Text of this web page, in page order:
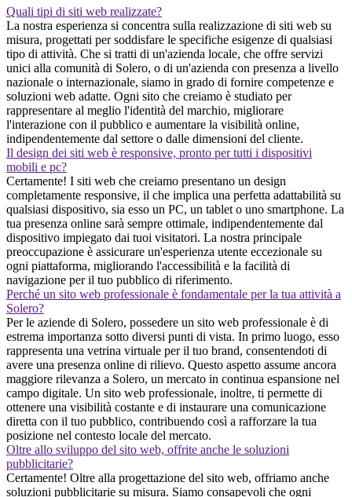
Quali tipi di siti web realizzate?
La nostra esperienza si concentra sulla realizzazione di siti web su
misura, progettati per soddisfare le specifiche esigenze di qualsiasi
tipo di attività. Che si tratti di un'azienda locale, che offre servizi
unici alla comunità di Solero, o di un'azienda con presenza a livello
nazionale o internazionale, siamo in grado di fornire competenze e
soluzioni web adatte. Ogni sito che creiamo è studiato per
rappresentare al meglio l'identità del marchio, migliorare
l'interazione con il pubblico e aumentare la visibilità online,
indipendentemente dal settore o dalle dimensioni del cliente.
Il design dei siti web è responsive, pronto per tutti i dispositivi
mobili e pc?
Certamente! I siti web che creiamo presentano un design
completamente responsive, il che implica una perfetta adattabilità su
qualsiasi dispositivo, sia esso un PC, un tablet o uno smartphone. La
tua presenza online sarà sempre ottimale, indipendentemente dal
dispositivo impiegato dai tuoi visitatori. La nostra principale
preoccupazione è assicurare un'esperienza utente eccezionale su
ogni piattaforma, migliorando l'accessibilità e la facilità di
navigazione per il tuo pubblico di riferimento.
Perché un sito web professionale è fondamentale per la tua attività a
Solero?
Per le aziende di Solero, possedere un sito web professionale è di
estrema importanza sotto diversi punti di vista. In primo luogo, esso
rappresenta una vetrina virtuale per il tuo brand, consentendoti di
avere una presenza online di rilievo. Questo aspetto assume ancora
maggiore rilevanza a Solero, un mercato in continua espansione nel
campo digitale. Un sito web professionale, inoltre, ti permette di
ottenere una visibilità costante e di instaurare una comunicazione
diretta con il tuo pubblico, contribuendo così a rafforzare la tua
posizione nel contesto locale del mercato.
Oltre allo sviluppo del sito web, offrite anche le soluzioni
pubblicitarie?
Certamente! Oltre alla progettazione del sito web, offriamo anche
soluzioni pubblicitarie su misura. Siamo consapevoli che ogni